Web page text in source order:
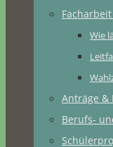
Facharbeit
Wie
Anträge &
Berufs-